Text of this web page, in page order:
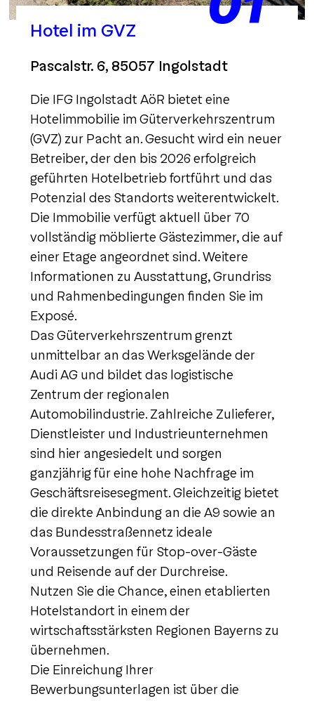
Hotel im GVZ
Pascalstr. 6, 85057 Ingolstadt
Die IFG Ingolstadt AöR bietet eine
Hotelimmobilie im Güterverkehrszentrum
(GVZ) zur Pacht an. Gesucht wird ein neuer
Betreiber, der den bis 2026 erfolgreich
geführten Hotelbetrieb fortführt und das
Potenzial des Standorts weiterentwickelt.
Die Immobilie verfügt aktuell über 70
vollständig möblierte Gästezimmer, die auf
einer Etage angeordnet sind. Weitere
Informationen zu Ausstattung, Grundriss
und Rahmenbedingungen finden Sie im
Exposé.
Das Güterverkehrszentrum grenzt
unmittelbar an das Werksgelände der
Audi AG und bildet das logistische
Zentrum der regionalen
Automobilindustrie. Zahlreiche Zulieferer,
Dienstleister und Industrieunternehmen
sind hier angesiedelt und sorgen
ganzjährig für eine hohe Nachfrage im
Geschäftsreisesegment. Gleichzeitig bietet
die direkte Anbindung an die A9 sowie an
das Bundesstraßennetz ideale
Voraussetzungen für Stop-over-Gäste
und Reisende auf der Durchreise.
Nutzen Sie die Chance, einen etablierten
Hotelstandort in einem der
wirtschaftsstärksten Regionen Bayerns zu
übernehmen.
Die Einreichung Ihrer
Bewerbungsunterlagen ist über die